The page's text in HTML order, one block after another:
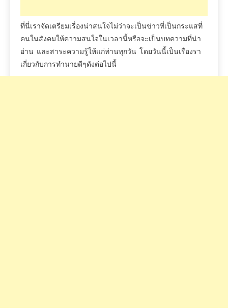
ที่นี่เราจัดเตรียมเรื่องน่าสนใจไม่ว่าจะเป็นข่าวที่เป็นกระแสที่
คนในสังคมให้ความสนใจในเวลานี้หรือจะเป็นบทความที่น่า
อ่าน และสาระความรู้ให้แก่ท่านทุกวัน โดยวันนี้เป็นเรื่องรา
เกี่ยวกับการทำนายดีๆดังต่อไปนี้